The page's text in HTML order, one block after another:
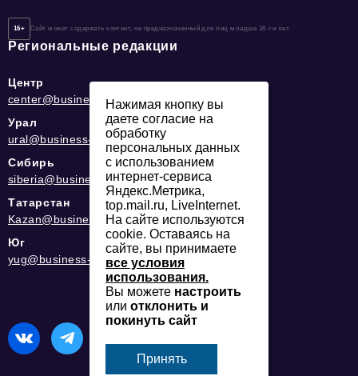
16+ Сайт может содержать контент, не предназначенный для лиц младше 16-ти лет.
Региональные редакции
Центр
center@business-magazine.online
Урал
ural@business-magazine.online
Сибирь
siberia@business-magazine.online
Татарстан
Kazan@business-magazine.online
Юг
yug@business-magazine.online
Нажимая кнопку вы
даете согласие на
обработку
персональных данных
с использованием
интернет-сервиса
Яндекс.Метрика,
top.mail.ru, LiveInternet.
На сайте используются
cookie. Оставаясь на
сайте, вы принимаете
все условия
использования.
Вы можете настроить
или отклонить и
покинуть сайт
Принять